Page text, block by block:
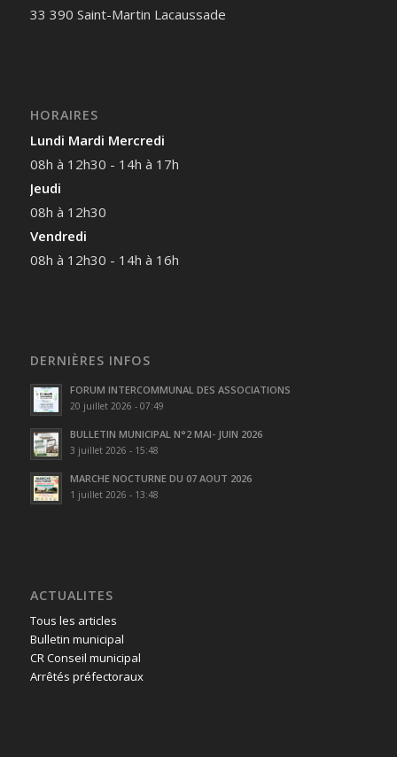
33 390 Saint-Martin Lacaussade
HORAIRES
Lundi Mardi Mercredi
08h à 12h30 - 14h à 17h
Jeudi
08h à 12h30
Vendredi
08h à 12h30 - 14h à 16h
DERNIÈRES INFOS
FORUM INTERCOMMUNAL DES ASSOCIATIONS
20 juillet 2026 - 07:49
BULLETIN MUNICIPAL N°2 MAI- JUIN 2026
3 juillet 2026 - 15:48
MARCHE NOCTURNE DU 07 AOUT 2026
1 juillet 2026 - 13:48
ACTUALITES
Tous les articles
Bulletin municipal
CR Conseil municipal
Arrêtés préfectoraux